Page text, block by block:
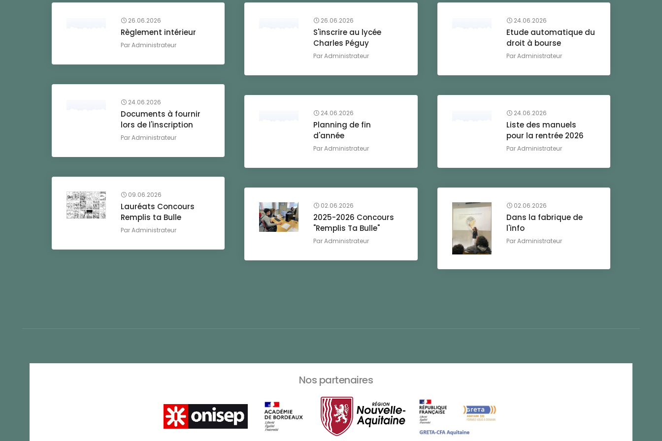
26.06.2026
Règlement intérieur
ParAdministrateur
26.06.2026
S'inscrire au lycée
Charles Péguy
ParAdministrateur
24.06.2026
Etude automatique du
droit à bourse
ParAdministrateur
24.06.2026
Documents à fournir
lors de l'inscription
ParAdministrateur
24.06.2026
Planning de fin
d'année
ParAdministrateur
24.06.2026
Liste des manuels
pour la rentrée 2026
ParAdministrateur
09.06.2026
Lauréats Concours
Remplis ta Bulle
ParAdministrateur
02.06.2026
2025-2026 Concours
"Remplis Ta Bulle"
ParAdministrateur
02.06.2026
Dans la fabrique de
l'info
ParAdministrateur
Nos partenaires